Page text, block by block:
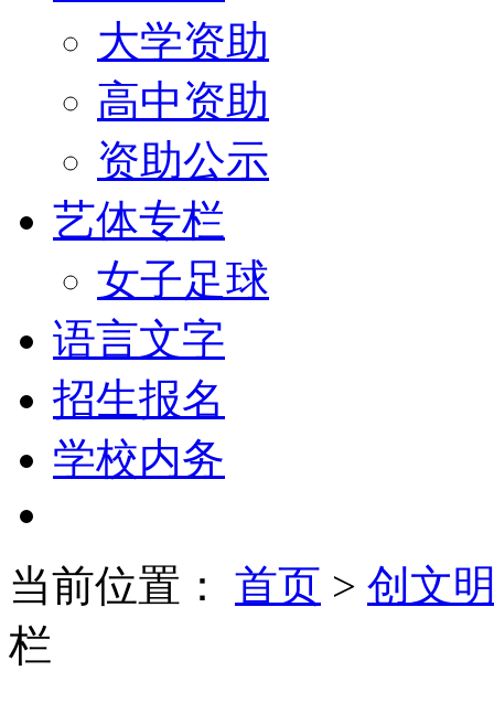
大学资助
高中资助
资助公示
艺体专栏
女子足球
语言文字
招生报名
学校内务
当前位置： 首页 > 创文
栏